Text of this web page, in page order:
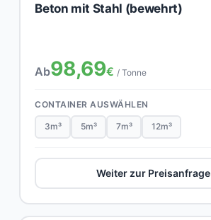
Beton mit Stahl (bewehrt)
Ab98,69€ / Tonne
CONTAINER AUSWÄHLEN
3m³ 5m³ 7m³ 12m³
Weiter zur Preisanfrage